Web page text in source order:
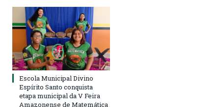
Escola Municipal Divino
Espírito Santo conquista
etapa municipal da V Feira
Amazonense de Matemática